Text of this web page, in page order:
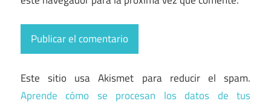
Este sitio usa Akismet para reducir el spam.
Aprende cómo se procesan los datos de tus